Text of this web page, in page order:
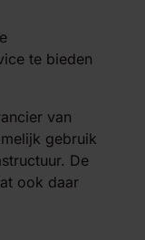
te bieden
van
gebruik
De
ook daar